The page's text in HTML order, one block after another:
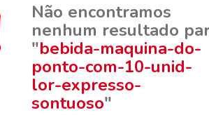
Não encontramos
nenhum resultado
"bebida-maquina-do-
ponto-com-10-unid-
lor-expresso-
sontuoso"